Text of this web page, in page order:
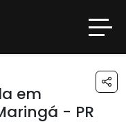
em
- PR